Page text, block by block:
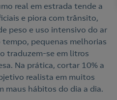
real em estrada tende a
e piora com trânsito,
peso e uso intensivo do ar
pequenas melhorias
traduzem-se em litros
Na prática, cortar 10% a
realista em muitos
maus hábitos do dia a dia.